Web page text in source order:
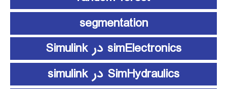
segmentation
simElectronics در Simulink
SimHydraulics در simulink